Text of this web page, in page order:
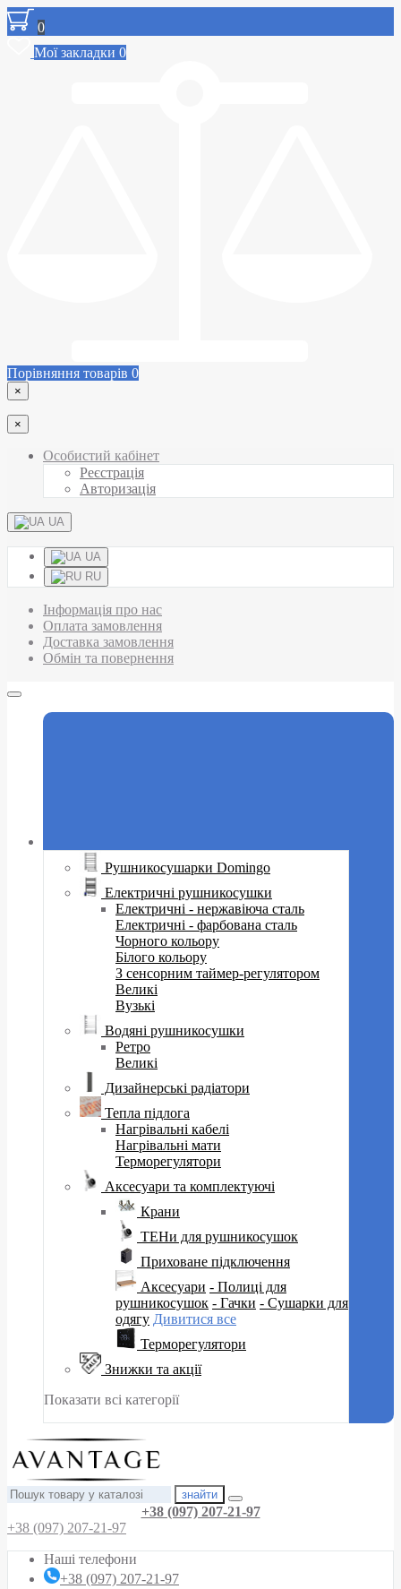
0
Мої закладки 0
Порівняння товарів 0
×
×
Особистий кабінет
Реєстрація
Авторизація
UA
UA
RU
Інформація про нас
Оплата замовлення
Доставка замовлення
Обмін та повернення
Рушникосушарки Domingo
Електричні рушникосушки
Електричні - нержавіюча сталь
Електричні - фарбована сталь
Чорного кольору
Білого кольору
З сенсорним таймер-регулятором
Великі
Вузькі
Водяні рушникосушки
Ретро
Великі
Дизайнерські радіатори
Тепла підлога
Нагрівальні кабелі
Нагрівальні мати
Терморегулятори
Аксесуари та комплектуючі
Крани
ТЕНи для рушникосушок
Приховане підключення
Аксесуари - Полиці для
рушникосушок - Гачки - Сушарки для
одягу Дивитися все
Терморегулятори
Знижки та акції
Показати всі категорії
знайти
+38 (097) 207-21-97
+38 (097) 207-21-97
Наші телефони
+38 (097) 207-21-97